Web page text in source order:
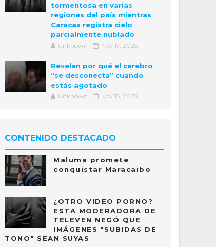
tormentosa en varias
regiones del país mientras
Caracas registra cielo
parcialmente nublado
Unknown Nov 17, 2025
Revelan por qué el cerebro
“se desconecta” cuando
estás agotado
Unknown Nov 15, 2025
CONTENIDO DESTACADO
Maluma promete
conquistar Maracaibo
¿OTRO VIDEO PORNO?
ESTA MODERADORA DE
TELEVEN NEGÓ QUE
IMÁGENES "SUBIDAS DE
TONO" SEAN SUYAS